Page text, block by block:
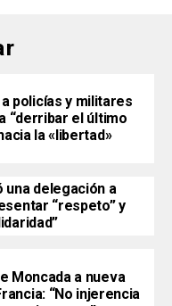
policías y militares
“derribar el último
la «libertad»
una delegación a
“respeto” y
Moncada a nueva
“No injerencia